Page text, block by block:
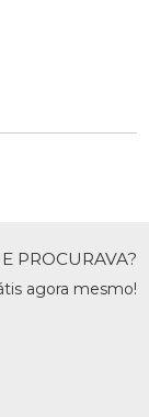
PROCURAVA?
agora mesmo!